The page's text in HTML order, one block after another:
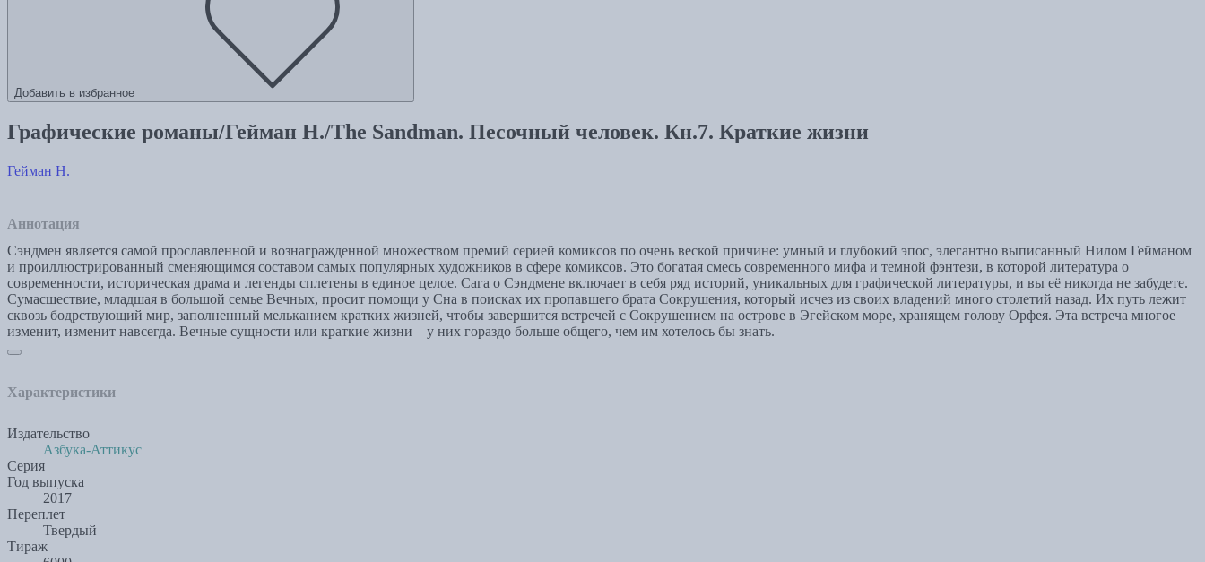
Добавить в избранное
Графические романы/Гейман Н./The Sandman. Песочный человек. Кн.7. Краткие жизни
Гейман Н.
Аннотация
Сэндмен является самой прославленной и вознагражденной множеством премий серией комиксов по очень веской причине: умный и глубокий эпос, элегантно выписанный Нилом Гейманом
и проиллюстрированный сменяющимся составом самых популярных художников в сфере комиксов. Это богатая смесь современного мифа и темной фэнтези, в которой литература о
современности, историческая драма и легенды сплетены в единое целое. Сага о Сэндмене включает в себя ряд историй, уникальных для графической литературы, и вы её никогда не забудете.
Сумасшествие, младшая в большой семье Вечных, просит помощи у Сна в поисках их пропавшего брата Сокрушения, который исчез из своих владений много столетий назад. Их путь лежит
сквозь бодрствующий мир, заполненный мельканием кратких жизней, чтобы завершится встречей с Сокрушением на острове в Эгейском море, хранящем голову Орфея. Эта встреча многое
изменит, изменит навсегда. Вечные сущности или краткие жизни – у них гораздо больше общего, чем им хотелось бы знать.
Характеристики
Издательство
Азбука-Аттикус
Серия
Год выпуска
2017
Переплет
Твердый
Тираж